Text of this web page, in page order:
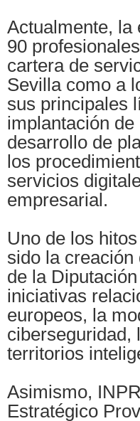
Actualmente, la
90
cartera de
Sevilla como a
sus principales
implantación
desarrollo de
los
servicios
empresarial.
Uno de los
sido la
de la
iniciativas
europeos, la
ciberseguridad,
territorios
Asimismo,
Estratégico